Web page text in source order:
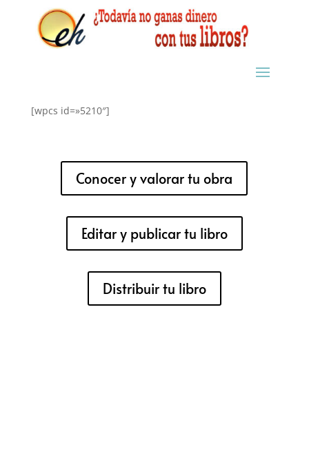
[wpcs id=»5210″]
Conocer y valorar tu obra
Editar y publicar tu libro
Distribuir tu libro